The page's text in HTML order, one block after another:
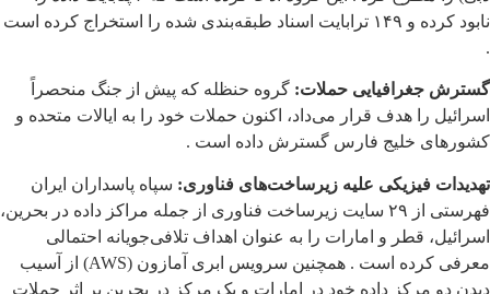
نابود کرده و ۱۴۹ ترابایت اسناد طبقه‌بندی شده را استخراج کرده است
.
گسترش جغرافیایی حملات: گروه حنظله که پیش از جنگ منحصراً
اسرائیل را هدف قرار می‌داد، اکنون حملات خود را به ایالات متحده و
کشورهای خلیج فارس گسترش داده است .
تهدیدات فیزیکی علیه زیرساخت‌های فناوری: سپاه پاسداران ایران
فهرستی از ۲۹ سایت زیرساخت فناوری از جمله مراکز داده در بحرین،
اسرائیل، قطر و امارات را به عنوان اهداف تلافی‌جویانه احتمالی
معرفی کرده است . همچنین سرویس ابری آمازون (AWS) از آسیب
دیدن دو مرکز داده خود در امارات و یک مرکز در بحرین بر اثر حملات